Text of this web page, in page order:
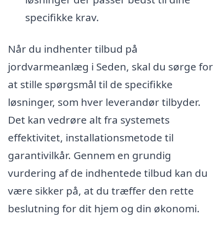
specifikke krav.
Når du indhenter tilbud på
jordvarmeanlæg i Seden, skal du sørge for
at stille spørgsmål til de specifikke
løsninger, som hver leverandør tilbyder.
Det kan vedrøre alt fra systemets
effektivitet, installationsmetode til
garantivilkår. Gennem en grundig
vurdering af de indhentede tilbud kan du
være sikker på, at du træffer den rette
beslutning for dit hjem og din økonomi.